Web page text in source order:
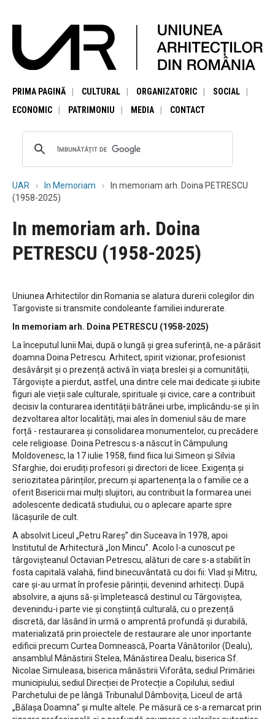
PRIMA PAGINĂ CULTURAL ORGANIZATORIC
SOCIAL
ECONOMIC
PATRIMONIU MEDIA CONTACT
UAR In Memoriam
In memoriam arh. Doina PETRESCU
(1958-2025)
In memoriam arh. Doina
PETRESCU (1958-2025)
Uniunea Arhitectilor din Romania se alatura durerii colegilor din
Targoviste si transmite condoleante familiei indurerate.
In memoriam arh. Doina PETRESCU (1958-2025)
La începutul lunii Mai, după o lungă și grea suferință, ne-a părăsit
doamna Doina Petrescu. Arhitect, spirit vizionar, profesionist
desăvârșit și o prezență activă în viața breslei și a comunității,
Târgoviște a pierdut, astfel, una dintre cele mai dedicate și iubite
figuri ale vieții sale culturale, spirituale și civice, care a contribuit
decisiv la conturarea identității bătrânei urbe, implicându-se și în
dezvoltarea altor localități, mai ales în domeniul său de mare
forță - restaurarea și consolidarea monumentelor, cu precădere
cele religioase. Doina Petrescu s-a născut în Câmpulung
Moldovenesc, la 17 iulie 1958, fiind fiica lui Simeon și Silvia
Sfarghie, doi erudiți profesori și directori de licee. Exigența și
seriozitatea părinților, precum și apartenența la o familie ce a
oferit Bisericii mai mulți slujitori, au contribuit la formarea unei
adolescente dedicată studiului, cu o aplecare aparte spre
lăcașurile de cult.
A absolvit Liceul „Petru Rareș” din Suceava în 1978, apoi
Institutul de Arhitectură „Ion Mincu”. Acolo l-a cunoscut pe
târgovișteanul Octavian Petrescu, alături de care s-a stabilit în
fosta capitală valahă, fiind binecuvântată cu doi fii: Vlad și Mitru,
care și-au urmat în profesie părinții, devenind arhitecți. După
absolvire, a ajuns să-și împletească destinul cu Târgoviștea,
devenindu-i parte vie și conștiință culturală, cu o prezență
discretă, dar lăsând în urmă o amprentă profundă și durabilă,
materializată prin proiectele de restaurare ale unor inportante
edificii precum Curtea Domnească, Poarta Vânătorilor (Dealu),
ansamblul Mânăstirii Stelea, Mânăstirea Dealu, biserica Sf.
Nicolae Simuleasa, biserica mânăstirii Viforâta, sediul Primăriei
municipiului, sediul Direcției de Protecție a Copilului, sediul
Parchetului de pe lângă Tribunalul Dâmbovița, Liceul de artă
„Bălașa Doamna” și multe altele. Pe măsură ce s-a remarcat prin